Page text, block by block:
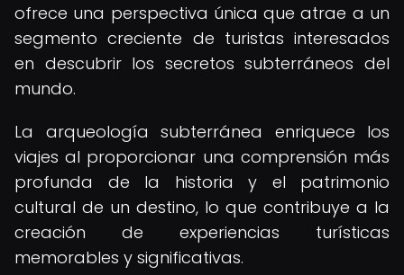
ofrece una perspectiva única que atrae a un
segmento creciente de turistas interesados
en descubrir los secretos subterráneos del
mundo.
La arqueología subterránea enriquece los
viajes al proporcionar una comprensión más
profunda de la historia y el patrimonio
cultural de un destino, lo que contribuye a la
creación de experiencias turísticas
memorables y significativas.